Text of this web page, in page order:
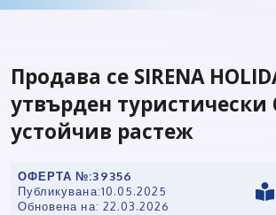
Продава се SIRENA
утвърден туристически
устойчив растеж
ОФЕРТА №:39356
Публикувана:10.05.2025
Обновена на: 22.03.2026